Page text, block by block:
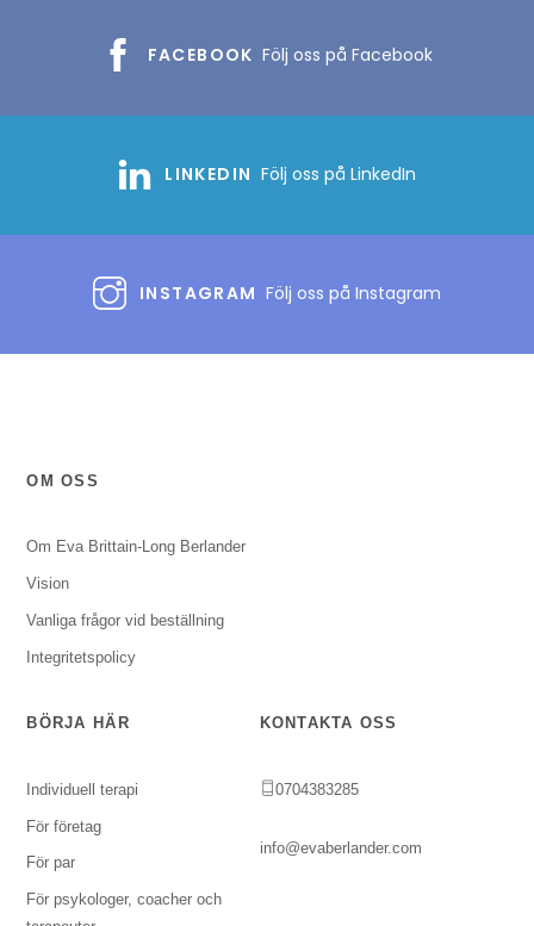
FACEBOOK Följ oss på Facebook
LINKEDIN Följ oss på LinkedIn
INSTAGRAM Följ oss på Instagram
OM OSS
Om Eva Brittain-Long Berlander
Vision
Vanliga frågor vid beställning
Integritetspolicy
BÖRJA HÄR
Individuell terapi
För företag
För par
För psykologer, coacher och
KONTAKTA OSS
0704383285
info@evaberlander.com